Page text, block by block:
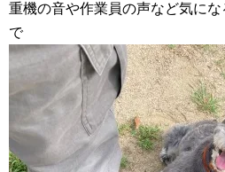
重機の音や作業員の声など気に
で